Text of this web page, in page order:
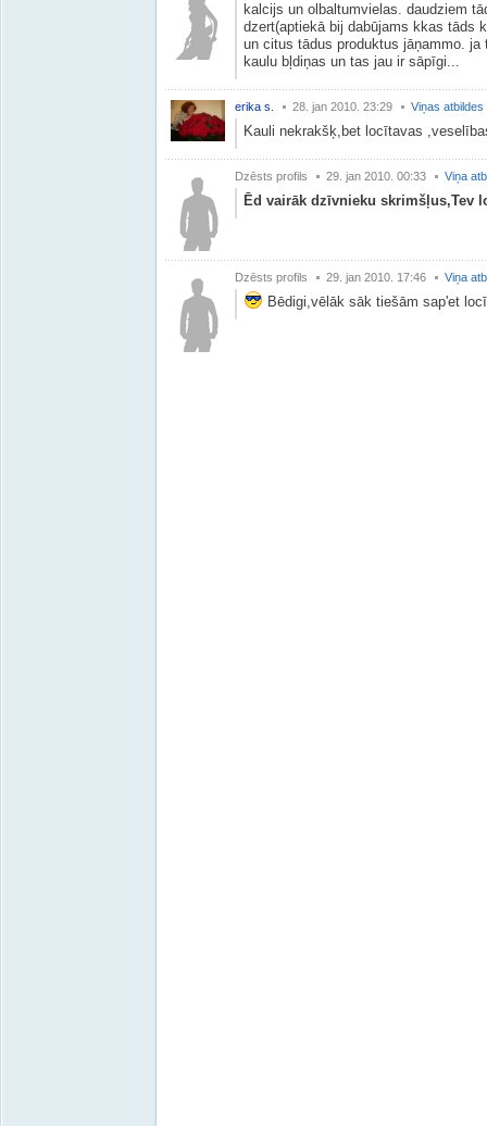
kalcijs un olbaltumvielas. daudziem
dzert(aptiekā bij dabūjams kkas tāds
un citus tādus produktus jāņammo.
kaulu bļdiņas un tas jau ir sāpīgi...
erika s. 28. jan 2010. 23:29 Viņas atbildes
Kauli nekrakšķ,bet locītavas
Dzēsts profils 29. jan 2010. 00:33 Viņa
Ēd vairāk dzīvnieku skrimšļus,Tev
Dzēsts profils 29. jan 2010. 17:46 Viņa
Bēdigi,vēlāk sāk tiešām sap'et